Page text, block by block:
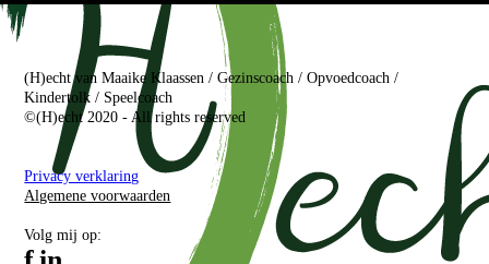
(H)echt van Maaike Klaassen / Gezinscoach / Opvoedcoach /
Kindertolk / Speelcoach
©(H)echt 2020 - All rights reserved
Privacy verklaring
Algemene voorwaarden
Volg mij op: